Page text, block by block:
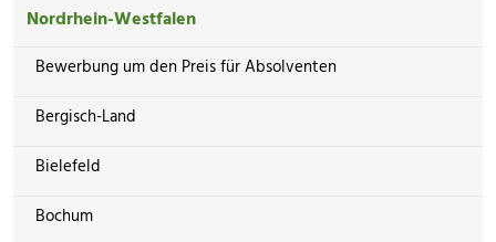
Nordrhein-Westfalen
Bewerbung um den Preis für Absolventen
Bergisch-Land
Bielefeld
Bochum